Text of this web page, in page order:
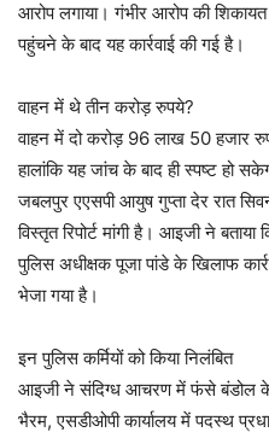
आरोप लगाया। गंभीर आरोप की
पहुंचने के बाद यह कार्रवाई की गई है।
वाहन में थे तीन करोड़ रुपये?
वाहन में दो करोड़ 96 लाख 50 हजार
हालांकि यह जांच के बाद ही स्पष्ट हो
जबलपुर एएसपी आयुष गुप्ता देर रात
विस्तृत रिपोर्ट मांगी है। आइजी ने
पुलिस अधीक्षक पूजा पांडे के खिलाफ
भेजा गया है।
इन पुलिस कर्मियों को किया निलंबित
आइजी ने संदिग्ध आचरण में फंसे बंडोल के
भैरम, एसडीओपी कार्यालय में पदस्थ